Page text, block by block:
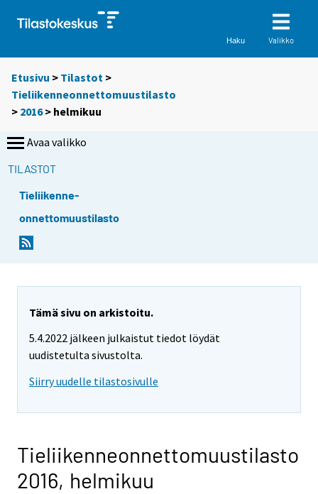
Haku Valikko
Etusivu > Tilastot >
Tieliikenneonnettomuustilasto
> 2016> helmikuu
Avaa valikko
TILASTOT
Tieliikenne-
onnettomuustilasto
Tämä sivu on arkistoitu.
5.4.2022 jälkeen julkaistut tiedot löydät
uudistetulta sivustolta.
Siirry uudelle tilastosivulle
Tieliikenneonnettomuustilasto
2016, helmikuu